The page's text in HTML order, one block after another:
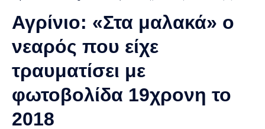
Αγρίνιο: «Στα μαλακά» ο
νεαρός που είχε
τραυματίσει με
φωτοβολίδα 19χρονη το
2018